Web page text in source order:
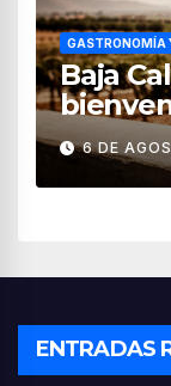
GASTRONOMÍA
Baja
6 DE
ENTRADAS